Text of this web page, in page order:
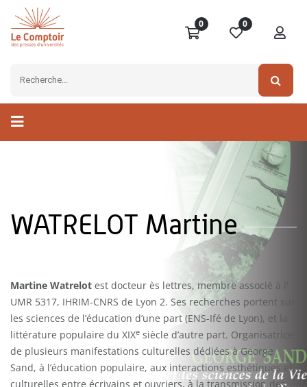
0 0
WATRELOT Martine
Martine Watrelot est docteur ès lettres, membre associé à l'
UMR 5317, IHRIM-CNRS de Lyon 2. Ses recherches portent sur
les sciences de l’éducation d’une part (ENS-Ifé de Lyon), et la
littérature populaire du XIXe siècle d’autre part. Organisatrice
de plusieurs manifestations culturelles dédiées à George
Sand, à l’éducation populaire, aux interactions esthétiques et
culturelles entre écrivains et ouvriers, à la transmission des